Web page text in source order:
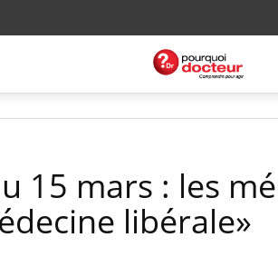
15 mars : les
libérale»